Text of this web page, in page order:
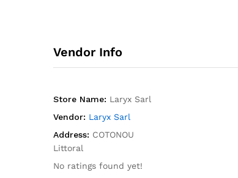
Vendor Info
Store Name: Laryx Sarl
Vendor: Laryx Sarl
Address: COTONOU
Littoral
No ratings found yet!